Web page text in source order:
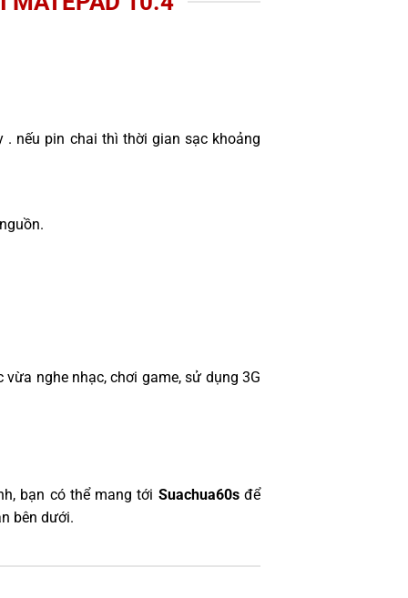
nếu pin chai thì thời gian sạc khoảng
nghe nhạc, chơi game, sử dụng 3G
bạn có thể mang tới Suachua60sđể
bên dưới.